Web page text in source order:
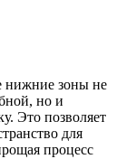
нижние зоны не
но и
Это позволяет
для
процесс